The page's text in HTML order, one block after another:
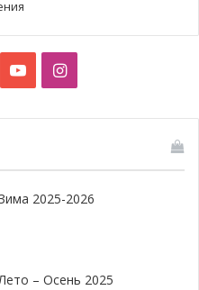
YouTubeInstagram
2025-2026
– Осень 2025